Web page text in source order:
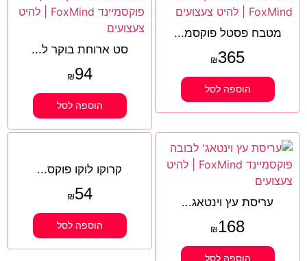
מטבח פסטל פוקסמ...
₪365
הוספה לסל
סט ארוחת בוקר ל...
₪94
הוספה לסל
עריסת עץ וינטאג...
₪168
הוספה לסל
קרוקו לוקו פוקס...
₪54
הוספה לסל